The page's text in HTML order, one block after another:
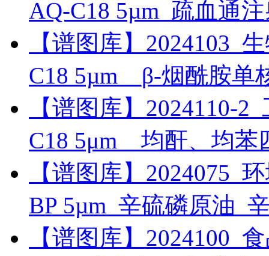
AQ-C18 5µm_疏血通
【谱图库】2024103_
C18 5µm__β-烟酰胺单
【谱图库】2024110-
C18 5μm__均酐、均
【谱图库】2024075_
BP 5µm_辛硫磷原油_
【谱图库】2024100_